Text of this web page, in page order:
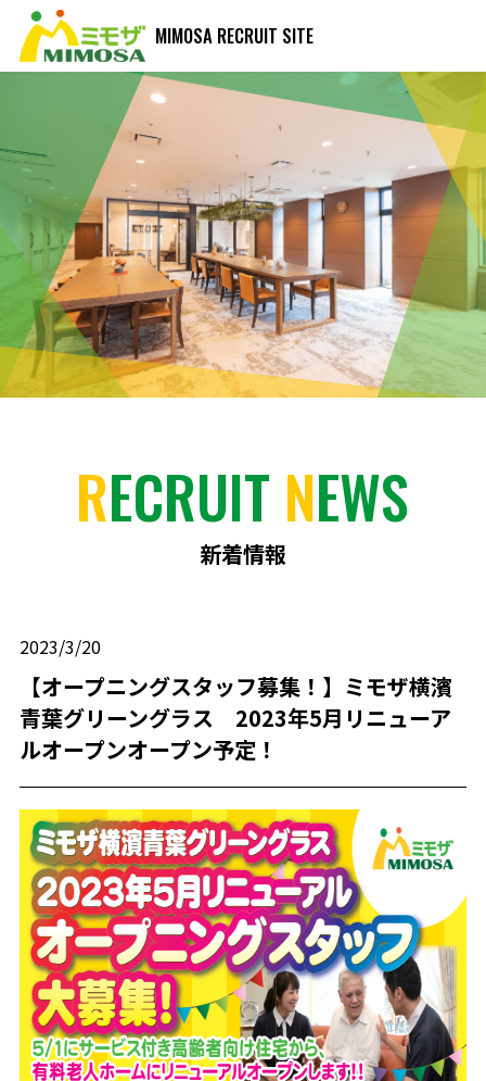
MIMOSA RECRUIT SITE
RECRUIT NEWS
新着情報
2023/3/20
【オープニングスタッフ募集！】ミモザ横濱
青葉グリーングラス 2023年5月リニューア
ルオープンオープン予定！